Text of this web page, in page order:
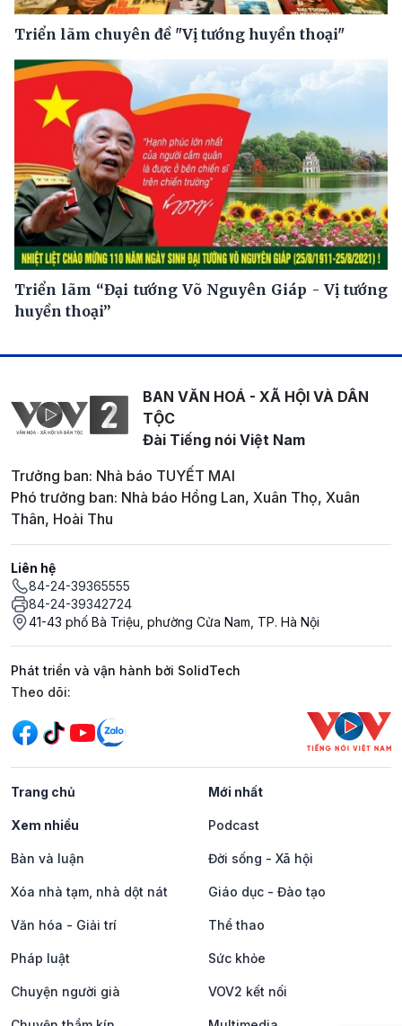
Triển lãm chuyên đề "Vị tướng huyền thoại"
Triển lãm “Đại tướng Võ Nguyên Giáp - Vị tướng
huyền thoại”
BAN VĂN HOÁ - XÃ HỘI VÀ DÂN
TỘC
Đài Tiếng nói Việt Nam
Trưởng ban: Nhà báo TUYẾT MAI
Phó trưởng ban: Nhà báo Hồng Lan, Xuân Thọ, Xuân
Thân, Hoài Thu
Liên hệ
84-24-39365555
84-24-39342724
41-43 phố Bà Triệu, phường Cửa Nam, TP. Hà Nội
Phát triển và vận hành bởi SolidTech
Mạng xã hội
Theo dõi:
Trang chủ Mới nhất
Xem nhiều Podcast
Bàn và luận Đời sống - Xã hội
Xóa nhà tạm, nhà dột nát Giáo dục - Đào tạo
Văn hóa - Giải trí Thể thao
Pháp luật Sức khỏe
Chuyện người già VOV2 kết nối